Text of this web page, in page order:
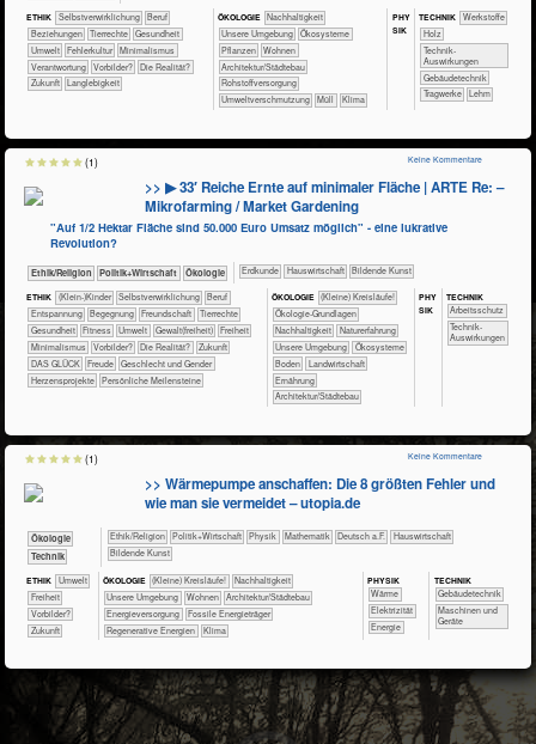
ETHIK ​​​​​​​​​​​​​​​​​​​​​​​​​​​​​​​​​​​​​​​​Selbst­verwirklichung
​​​​​​​​​​​​​​​Beruf
​​​​​​​​​​​​​Beziehungen
​​​​​​​​Tierrechte
​​​​​​Gesundheit
​​​​​Umwelt
​​Fehlerkultur
​​Minimalismus
​​Verantwortung
​​Vorbilder?
​Die Realität?
​Zukunft
Langlebigkeit
ÖKO​LOGIE ​​​​​​​​​​​​​​​Nachhaltigkeit
​​​​​​​​​​​​​Unsere Umgebung
​​​​​​​​​​​Ökosysteme
​​​​​​​​​Pflanzen
​​​​Wohnen
​​​Architektur/­Städtebau
​​Rohstoffversorgung
​​Umweltverschmutzung
​Müll Klima
PHY​
SIK
TECH​NIK ​​​​​​​​​Werkstoffe
​​​​​​​​Holz
​​​​​​Technik-
Auswirkungen
​​​​​Gebäudetechnik
​​​​​Tragwerke
Lehm
>> ▶ 33′ Reiche Ernte auf minimaler Fläche | ARTE Re: –
Mikrofarming / Market Gardening
"Auf 1/2 Hektar Fläche sind 50.000 Euro Umsatz möglich" - eine lukrative
Revolution?
​​​​​​​​​​Ethik/​Religion ​​​​​​​​​Politik+​Wirtschaft ​​​​​​​Ökologie ​​​​​Erdkunde ​Haus­wirtschaft Bildende Kunst
ETHIK (Klein-)Kinder ​​​​​​​​​​​​​​​​​​​​​​​​​​​​​​​​​​​​​​​​Selbst­verwirklichung
​​​​​​​​​​​​​​​Beruf
​​​​​​​​​​​​​Entspannung
​​​​​​​​​​​​Begegnung ​​​​​​​​​​​​Freundschaft
​​​​​​​​Tierrechte
​​​​​​Gesundheit
​​​​​Fitness ​​​​​Umwelt ​​​​Gewalt(freiheit)
​​​Freiheit
​​Minimalismus
​​Vorbilder? ​Die Realität?
​Zukunft
DAS GLÜCK
Freude
Geschlecht und Gender
Herzensprojekte
Persönliche Meilensteine
ÖKO​LOGIE ​​​​​​​​​​​​​​(Kleine) Kreisläufe!
​​​​​​​​​​​​​​​​Ökologie-Grundlagen
​​​​​​​​​​​​​​​Nachhaltigkeit
​​​​​​​​​​​​​Naturerfahrung
​​​​​​​​​​​​​Unsere Umgebung
​​​​​​​​​​​Ökosysteme
​​​​​Boden
​​​​​Landwirtschaft
​​​​Ernährung
​​​Architektur/­Städtebau
PHY​
SIK
TECH​NIK
​​​​​​Arbeitsschutz
​​​​​​Technik-
Auswirkungen
Keine Kommentare
(1)
>> Wärmepumpe anschaffen: Die 8 größten Fehler und
wie man sie vermeidet – utopia.de
​​​​​​​Ökologie
​Technik
​​​​​​​​​​Ethik/​Religion ​​​​​​​​​Politik+​Wirtschaft ​​​​​​​Physik ​​​​​​Mathematik ​​​Deutsch a.F.
​Haus­wirtschaft
Bildende Kunst
ETHIK ​​​​​Umwelt
​​​Freiheit
​​Vorbilder?
​Zukunft
ÖKO​LOGIE ​​​​​​​​​​​​​​(Kleine) Kreisläufe!
​​​​​​​​​​​​​​​Nachhaltigkeit
​​​​​​​​​​​​​Unsere Umgebung
​​​​Wohnen
​​​Architektur/­Städtebau
​​​Energieversorgung
​​​Fossile Energieträger
​​​Regenerative Energien
Klima
PHY​SIK
​​​​​Wärme
​​​Elektrizität
​​Energie
TECH​NIK
​​​​​Gebäudetechnik
​​​​Maschinen und
Geräte
Keine Kommentare
(1)